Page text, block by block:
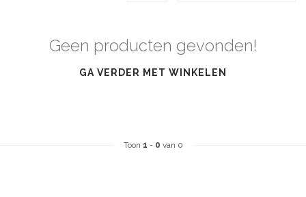
Geen producten gevonden!
GA VERDER MET WINKELEN
Toon 1 - 0 van 0